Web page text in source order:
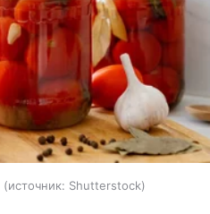
источник: Shutterstock